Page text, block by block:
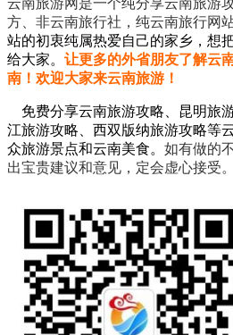
方、非云南旅行社，纯云南旅行网
站的初衷纯属热爱自己的家乡，想
给大家。 让更多的外省朋友了解云
南！欢迎大家来云南旅游！
免费分享云南旅游攻略、昆明旅
江旅游攻略、西双版纳旅游攻略等
众旅游景点和云南美食。 如有做的
出宝贵建议和意见，定会虚心接受。